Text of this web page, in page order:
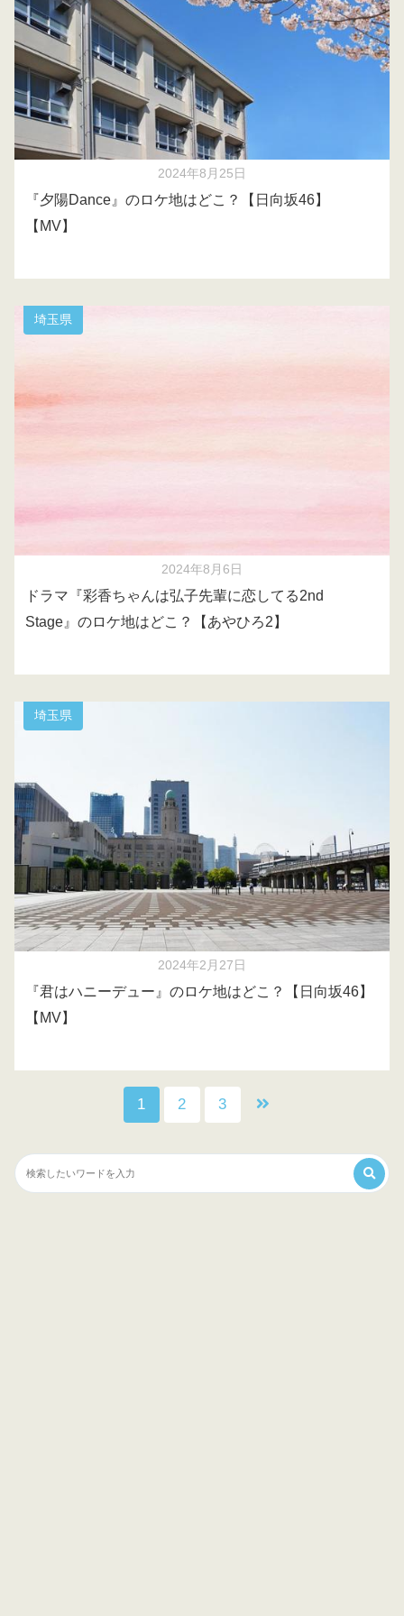
2024年8月25日
『夕陽Dance』のロケ地はどこ？【日向坂46】
【MV】
埼玉県
2024年8月6日
ドラマ『彩香ちゃんは弘子先輩に恋してる2nd
Stage』のロケ地はどこ？【あやひろ2】
埼玉県
2024年2月27日
『君はハニーデュー』のロケ地はどこ？【日向坂46】
【MV】
1 2 3